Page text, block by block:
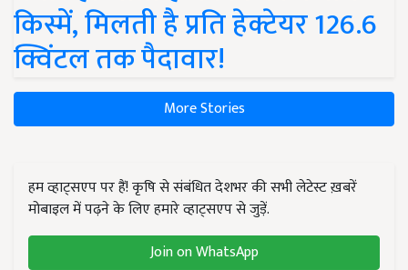
किस्में, मिलती है प्रति हेक्टेयर 126.6
क्विंटल तक पैदावार!
More Stories
हम व्हाट्सएप पर हैं! कृषि से संबंधित देशभर की सभी लेटेस्ट ख़बरें
मोबाइल में पढ़ने के लिए हमारे व्हाट्सएप से जुड़ें.
Join on WhatsApp